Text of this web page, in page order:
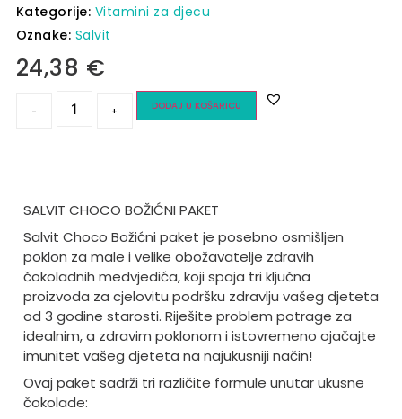
Kategorije: Vitamini za djecu
Oznake: Salvit
24,38 €
- + DODAJ U KOŠARICU
SALVIT CHOCO BOŽIĆNI PAKET
Salvit Choco Božićni paket je posebno osmišljen
poklon za male i velike obožavatelje zdravih
čokoladnih medvjedića, koji spaja tri ključna
proizvoda za cjelovitu podršku zdravlju vašeg djeteta
od 3 godine starosti. Riješite problem potrage za
idealnim, a zdravim poklonom i istovremeno ojačajte
imunitet vašeg djeteta na najukusniji način!
Ovaj paket sadrži tri različite formule unutar ukusne
čokolade: